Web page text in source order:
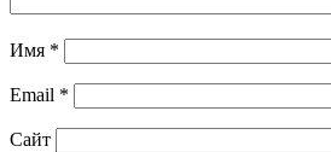
Имя *
Email *
Сайт